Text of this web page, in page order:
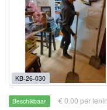
KB-26-030
Beschikbaar € 0.00 per